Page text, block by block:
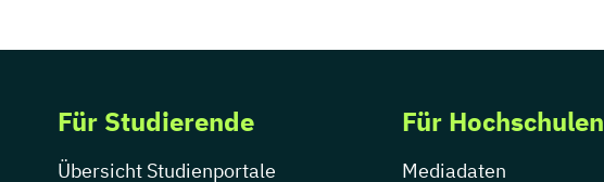
Für Studierende
Übersicht Studienportale
Für Hochschulen
Mediadaten